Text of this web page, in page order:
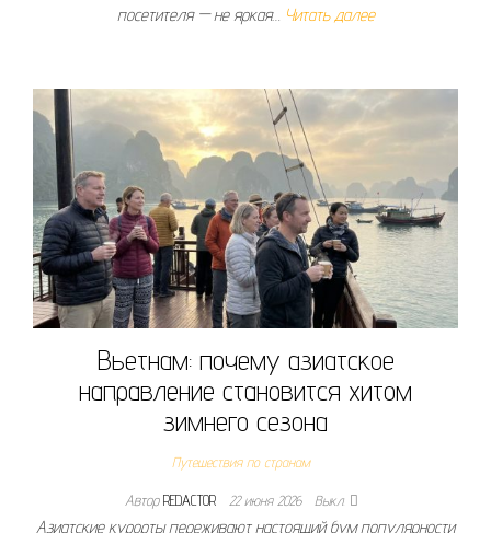
посетителя — не яркая… Читать далее
Вьетнам: почему азиатское
направление становится хитом
зимнего сезона
Путешествия по странам
АвторREDACTOR 22 июня 2026 Выкл.
Азиатские курорты переживают настоящий бум популярности